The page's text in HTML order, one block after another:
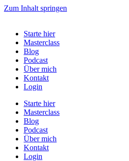
Zum Inhalt springen
Starte hier
Masterclass
Blog
Podcast
Über mich
Kontakt
Login
Starte hier
Masterclass
Blog
Podcast
Über mich
Kontakt
Login